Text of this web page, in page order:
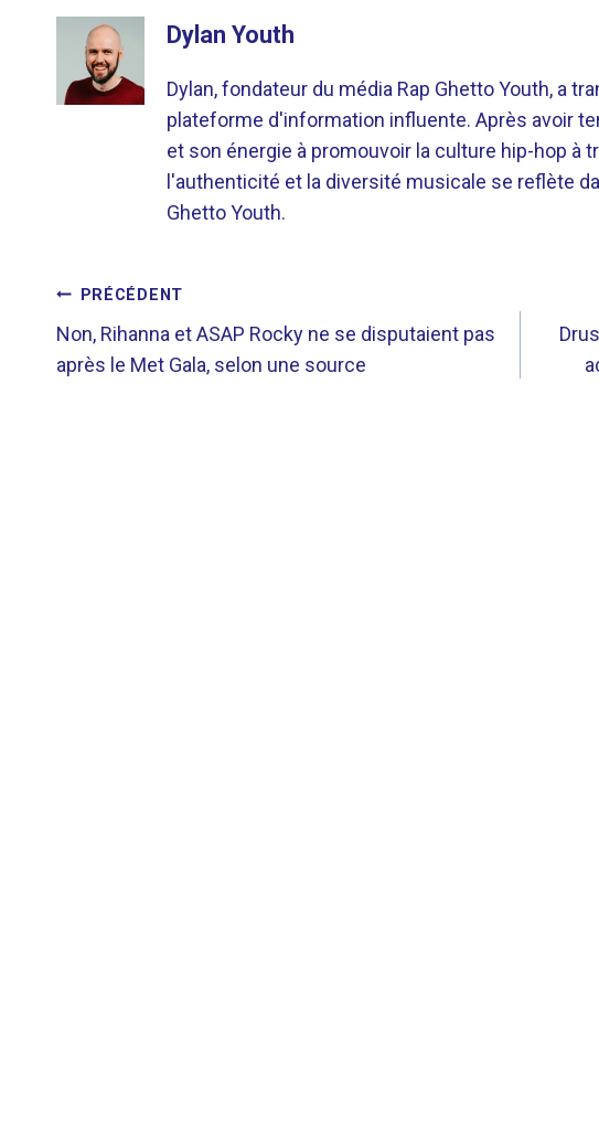
Dylan Youth
Dylan, fondateur du média Rap Ghetto Youth, a
plateforme d'information influente. Après avoir
et son énergie à promouvoir la culture hip-hop à
l'authenticité et la diversité musicale se reflète
Ghetto Youth.
NAVIGATION
DE
PRÉCÉDENT
Non, Rihanna et ASAP Rocky ne se disputaient pas
après le Met Gala, selon une source